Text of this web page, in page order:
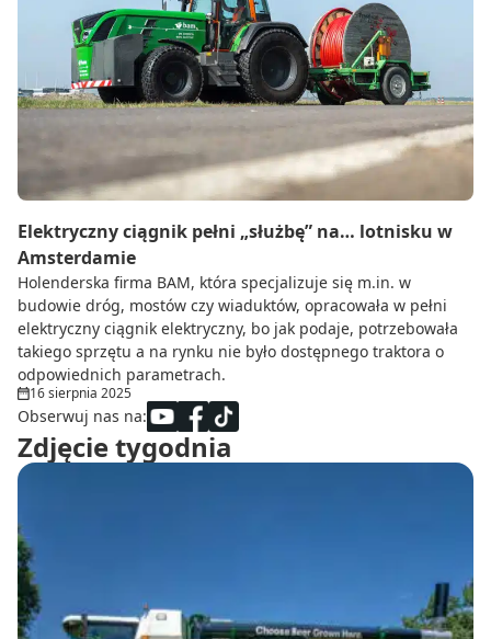
Elektryczny ciągnik pełni „służbę” na… lotnisku w
Amsterdamie
Holenderska firma BAM, która specjalizuje się m.in. w
budowie dróg, mostów czy wiaduktów, opracowała w pełni
elektryczny ciągnik elektryczny, bo jak podaje, potrzebowała
takiego sprzętu a na rynku nie było dostępnego traktora o
odpowiednich parametrach.
16 sierpnia 2025
Obserwuj nas na:
Zdjęcie tygodnia